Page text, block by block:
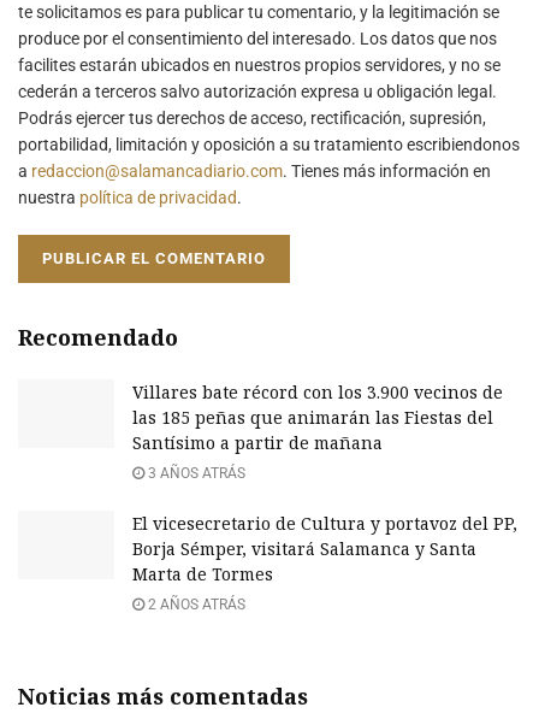
te solicitamos es para publicar tu comentario, y la legitimación se
produce por el consentimiento del interesado. Los datos que nos
facilites estarán ubicados en nuestros propios servidores, y no se
cederán a terceros salvo autorización expresa u obligación legal.
Podrás ejercer tus derechos de acceso, rectificación, supresión,
portabilidad, limitación y oposición a su tratamiento escribiendonos
a redaccion@salamancadiario.com. Tienes más información en
nuestra política de privacidad.
Recomendado
Villares bate récord con los 3.900 vecinos de
las 185 peñas que animarán las Fiestas del
Santísimo a partir de mañana
3 AÑOS ATRÁS
El vicesecretario de Cultura y portavoz del PP,
Borja Sémper, visitará Salamanca y Santa
Marta de Tormes
2 AÑOS ATRÁS
Noticias más comentadas